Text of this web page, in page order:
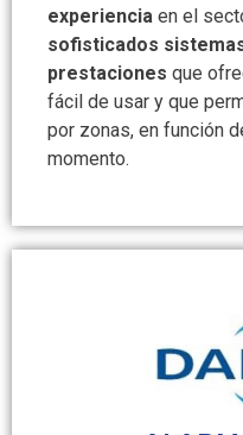
experiencia en el
sofisticados
prestaciones que
fácil de usar y que
por zonas, en función
momento.